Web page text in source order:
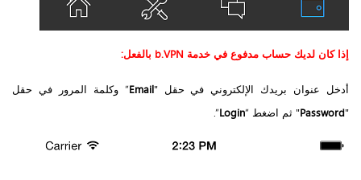
إذا كان لديك حساب مدفوع في خدمة b.VPN بالفعل:
أدخل عنوان بريدك الإلكتروني في حقل "Email” وكلمة المرور في حقل
"
Password" ثم اضغط “Login
”.